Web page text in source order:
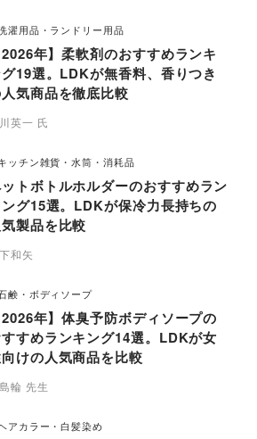
濯用品・ランドリー用品
2026年】柔軟剤のおすすめランキ
19選。LDKが無香料、香りつき
気商品を徹底比較
英一 氏
ッチン雑貨・水筒・消耗品
トボトルホルダーのおすすめラン
グ15選。LDKが保冷力長持ちの
製品を比較
和矢
鹸・ボディソープ
2026年】体臭予防ボディソープの
すめランキング14選。LDKが女
けの人気商品を比較
輪 先生
アカラー・白髪染め